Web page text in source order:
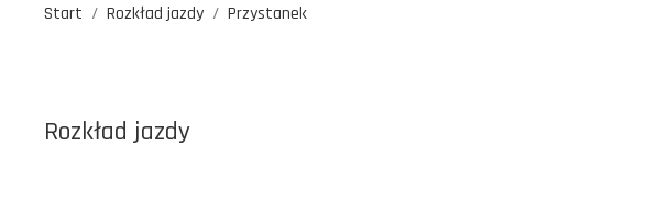
Start Rozkład jazdy Przystanek
Rozkład jazdy